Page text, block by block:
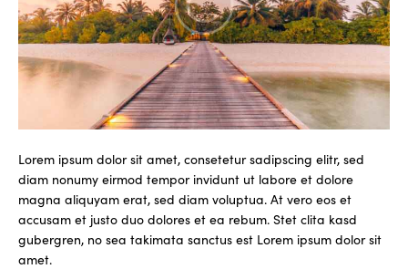
Lorem ipsum dolor sit amet, consetetur sadipscing elitr, sed
diam nonumy eirmod tempor invidunt ut labore et dolore
magna aliquyam erat, sed diam voluptua. At vero eos et
accusam et justo duo dolores et ea rebum. Stet clita kasd
gubergren, no sea takimata sanctus est Lorem ipsum dolor sit
amet.